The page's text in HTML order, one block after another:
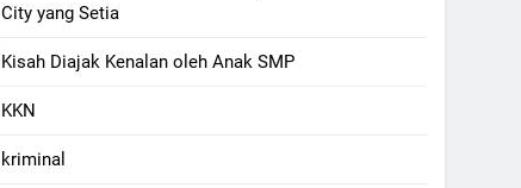
City yang Setia
Kisah Diajak Kenalan oleh Anak SMP
KKN
kriminal